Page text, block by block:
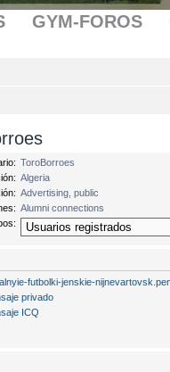
GYM-FOROS
ToroBorroes
Algeria
Advertising, public
Alumni connections
futbolki-jenskie-
privado
ICQ